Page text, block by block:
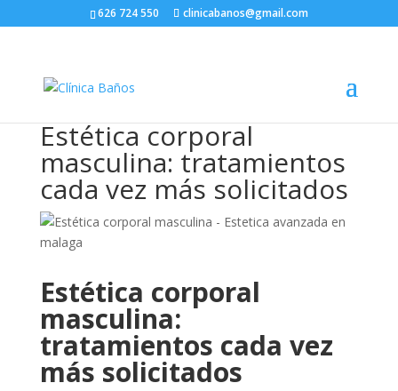
626 724 550 clinicabanos@gmail.com
Estética corporal
masculina: tratamientos
cada vez más solicitados
Estética corporal
masculina:
tratamientos cada vez
más solicitados